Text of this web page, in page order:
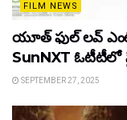
FILM NEWS
యూత్ ఫుల్ లవ్
SunNXT ఓటీటీలో
SEPTEMBER 27, 2025